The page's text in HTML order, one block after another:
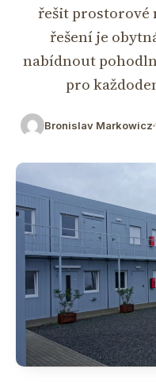
řešit prostorové
řešení je
nabídnout
pro
Bronislav Markowicz